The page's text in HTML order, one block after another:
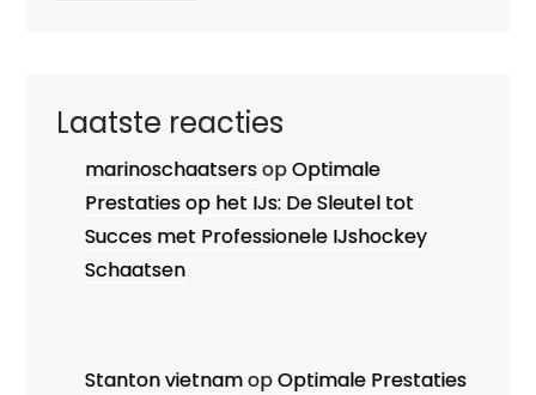
Laatste reacties
marinoschaatsersopOptimale
Prestaties op het IJs: De Sleutel tot
Succes met Professionele IJshockey
Schaatsen
Stanton vietnamopOptimale Prestaties